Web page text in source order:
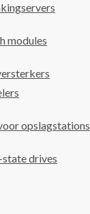
modules
opslagstations
drives